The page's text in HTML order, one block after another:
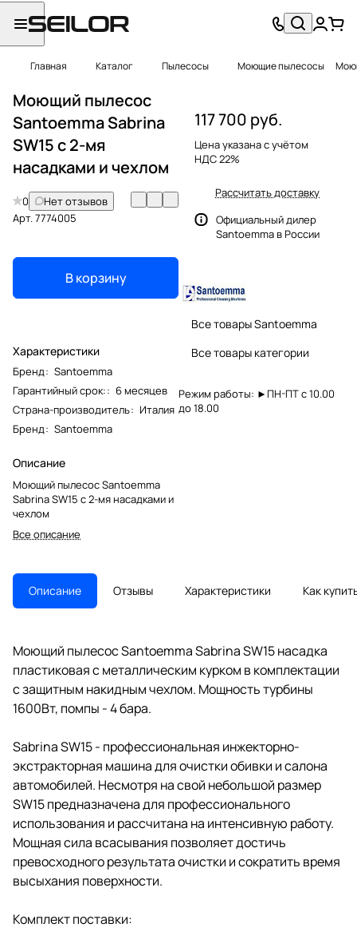
Главная Каталог Пылесосы Моющие пылесосы
Моющий пылесос
Santoemma Sabrina
SW15 с 2-мя
насадками и чехлом
0
Нет отзывов
Арт.7774005
В корзину
Характеристики
Бренд: Santoemma
Гарантийный срок:: 6 месяцев
Страна-производитель: Италия
Бренд: Santoemma
Описание
Моющий пылесос Santoemma
Sabrina SW15 с 2-мя насадками и
чехлом
Все описание
117 700 руб.
Цена указана с учётом
НДС 22%
Рассчитать доставку
Официальный дилер
Santoemma в России
Все товары Santoemma
Все товары категории
Режим работы: ►ПН-ПТ с 10.00
до 18.00
Описание Отзывы Характеристики Как
Моющий пылесос Santoemma Sabrina SW15 насадка
пластиковая с металлическим курком в комплектации
с защитным накидным чехлом. Мощность турбины
1600Вт, помпы - 4 бара.
Sabrina SW15 - профессиональная инжекторно-
экстракторная машина для очистки обивки и салона
автомобилей. Несмотря на свой небольшой размер
SW15 предназначена для профессионального
использования и рассчитана на интенсивную работу.
Мощная сила всасывания позволяет достичь
превосходного результата очистки и сократить время
высыхания поверхности.
Комплект поставки: